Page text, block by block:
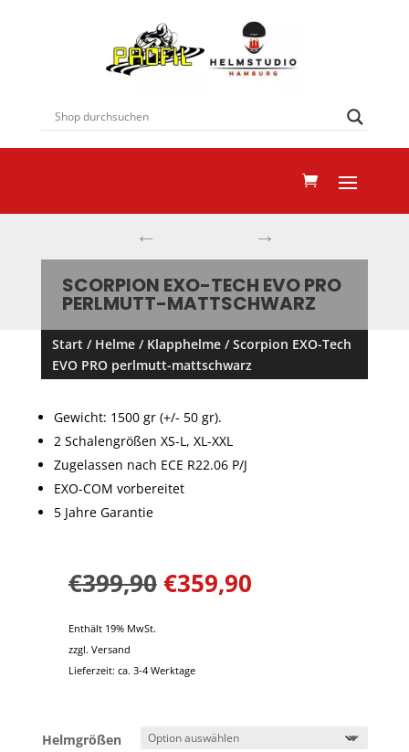
← →
SCORPION EXO-TECH EVO PRO
PERLMUTT-MATTSCHWARZ
Start / Helme/ Klapphelme/ Scorpion EXO-Tech
EVO PRO perlmutt-mattschwarz
Gewicht: 1500 gr (+/- 50 gr).
2 Schalengrößen XS-L, XL-XXL
Zugelassen nach ECE R22.06 P/J
EXO-COM vorbereitet
5 Jahre Garantie
€399,90 €359,90
Enthält 19% MwSt.
zzgl. Versand
Lieferzeit: ca. 3-4 Werktage
Helmgrößen